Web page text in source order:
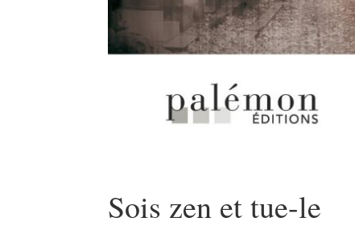
Sois zen et tue-le